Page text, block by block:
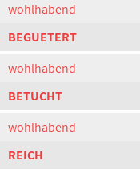
wohlhabend
BEGUETERT
wohlhabend
BETUCHT
wohlhabend
REICH